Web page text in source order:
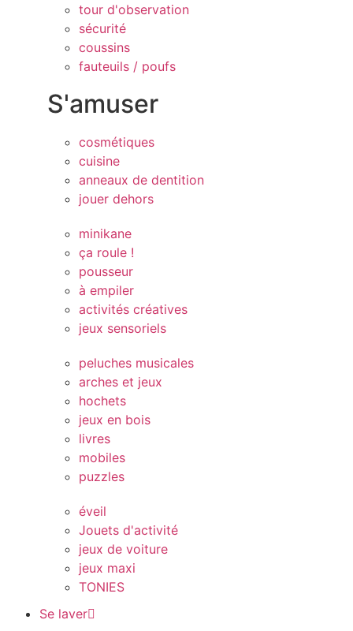
tour d'observation
sécurité
coussins
fauteuils / poufs
S'amuser
cosmétiques
cuisine
anneaux de dentition
jouer dehors
minikane
ça roule !
pousseur
à empiler
activités créatives
jeux sensoriels
peluches musicales
arches et jeux
hochets
jeux en bois
livres
mobiles
puzzles
éveil
Jouets d'activité
jeux de voiture
jeux maxi
TONIES
Se laver